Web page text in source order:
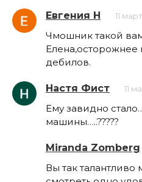
Евгения Н 11
Чмошник такой
Елена,осторожнее
дебилов.
Настя Фист 11
Ему завидно
машины…..?????
Miranda Zomberg
Вы так талантливо